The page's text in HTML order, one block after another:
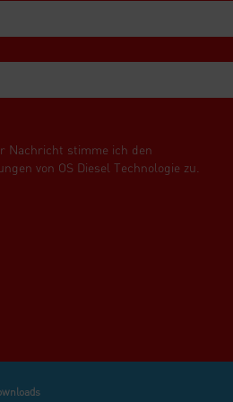
Nachricht stimme ich den
von OS Diesel Technologie zu.